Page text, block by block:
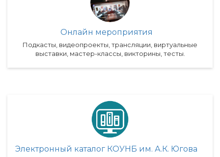
Онлайн мероприятия
Подкасты, видеопроекты, трансляции, виртуальные
выставки, мастер-классы, викторины, тесты.
Электронный каталог КОУНБ им. А.К. Югова